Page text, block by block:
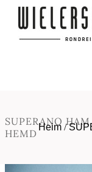
SUPERANO
HEMD
Heim /